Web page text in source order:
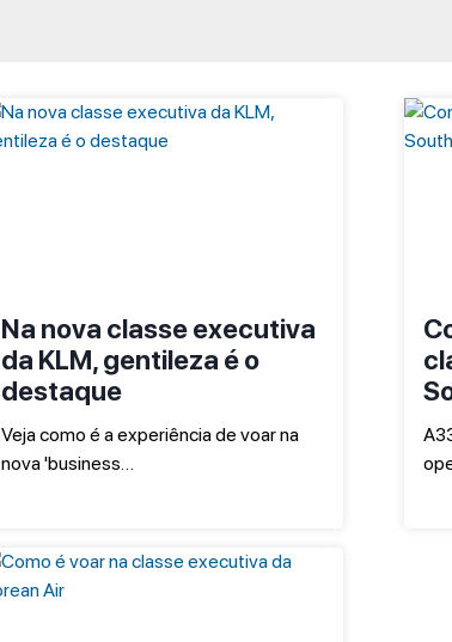
Na nova classe executiva
da KLM, gentileza é o
destaque
Veja como é a experiência de voar na
nova 'business…